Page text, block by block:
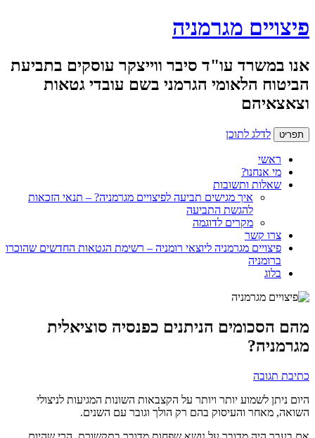
פיצויים מגרמניה
אנו במשרד עו"ד סיבר ווייצקר עוסקים בתביעת
הביטוח הלאומי הגרמני בשם עובדי גטאות
וצאצאיהם
תפריט לדלג לתוכן
ראשי
מי אנחנו?
שאלות ותשובות
איך מגישים תביעה לפיצויים מגרמניה? – תנאי הזכאות
להגשת התביעה
מקרים לדוגמה
צרו קשר
פיצויים מגרמניה ליוצאי רומניה – רשימת הגטאות החדשים שהוכרו
ברומניה
בלוג
מהם הסכומים הניתנים כפנסיה סוציאלית
מגרמניה?
כתיבת תגובה
היום ניתן לשמוע יותר ויותר על הקצבאות השונות המגיעות לניצולי
השואה, מאחר והעיסוק בהם רק הולך וגובר עם השנים.